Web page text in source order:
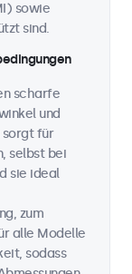
sowie
sind.
scharfe
und
sorgt für
selbst bei
sie ideal
zum
alle Modelle
sodass